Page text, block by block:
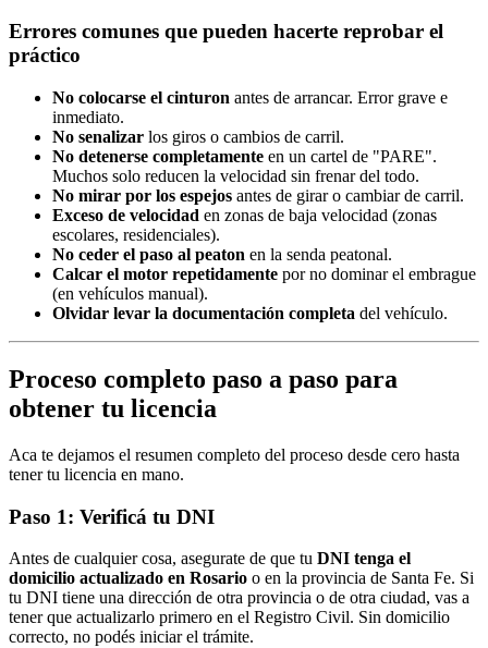
Errores comunes que pueden hacerte reprobar el
práctico
No colocarse el cinturon antes de arrancar. Error grave e
inmediato.
No senalizar los giros o cambios de carril.
No detenerse completamente en un cartel de "PARE".
Muchos solo reducen la velocidad sin frenar del todo.
No mirar por los espejos antes de girar o cambiar de carril.
Exceso de velocidad en zonas de baja velocidad (zonas
escolares, residenciales).
No ceder el paso al peaton en la senda peatonal.
Calcar el motor repetidamente por no dominar el embrague
(en vehículos manual).
Olvidar levar la documentación completa del vehículo.
Proceso completo paso a paso para
obtener tu licencia
Aca te dejamos el resumen completo del proceso desde cero hasta
tener tu licencia en mano.
Paso 1: Verificá tu DNI
Antes de cualquier cosa, asegurate de que tu DNI tenga el
domicilio actualizado en Rosario o en la provincia de Santa Fe. Si
tu DNI tiene una dirección de otra provincia o de otra ciudad, vas a
tener que actualizarlo primero en el Registro Civil. Sin domicilio
correcto, no podés iniciar el trámite.